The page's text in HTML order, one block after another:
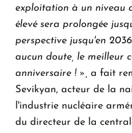
exploitation à un niveau
élevé sera prolongée
perspective jusqu'en
aucun doute, le meilleur
anniversaire ! », a fait
Sevikyan, acteur de la
l'industrie nucléaire
du directeur de la